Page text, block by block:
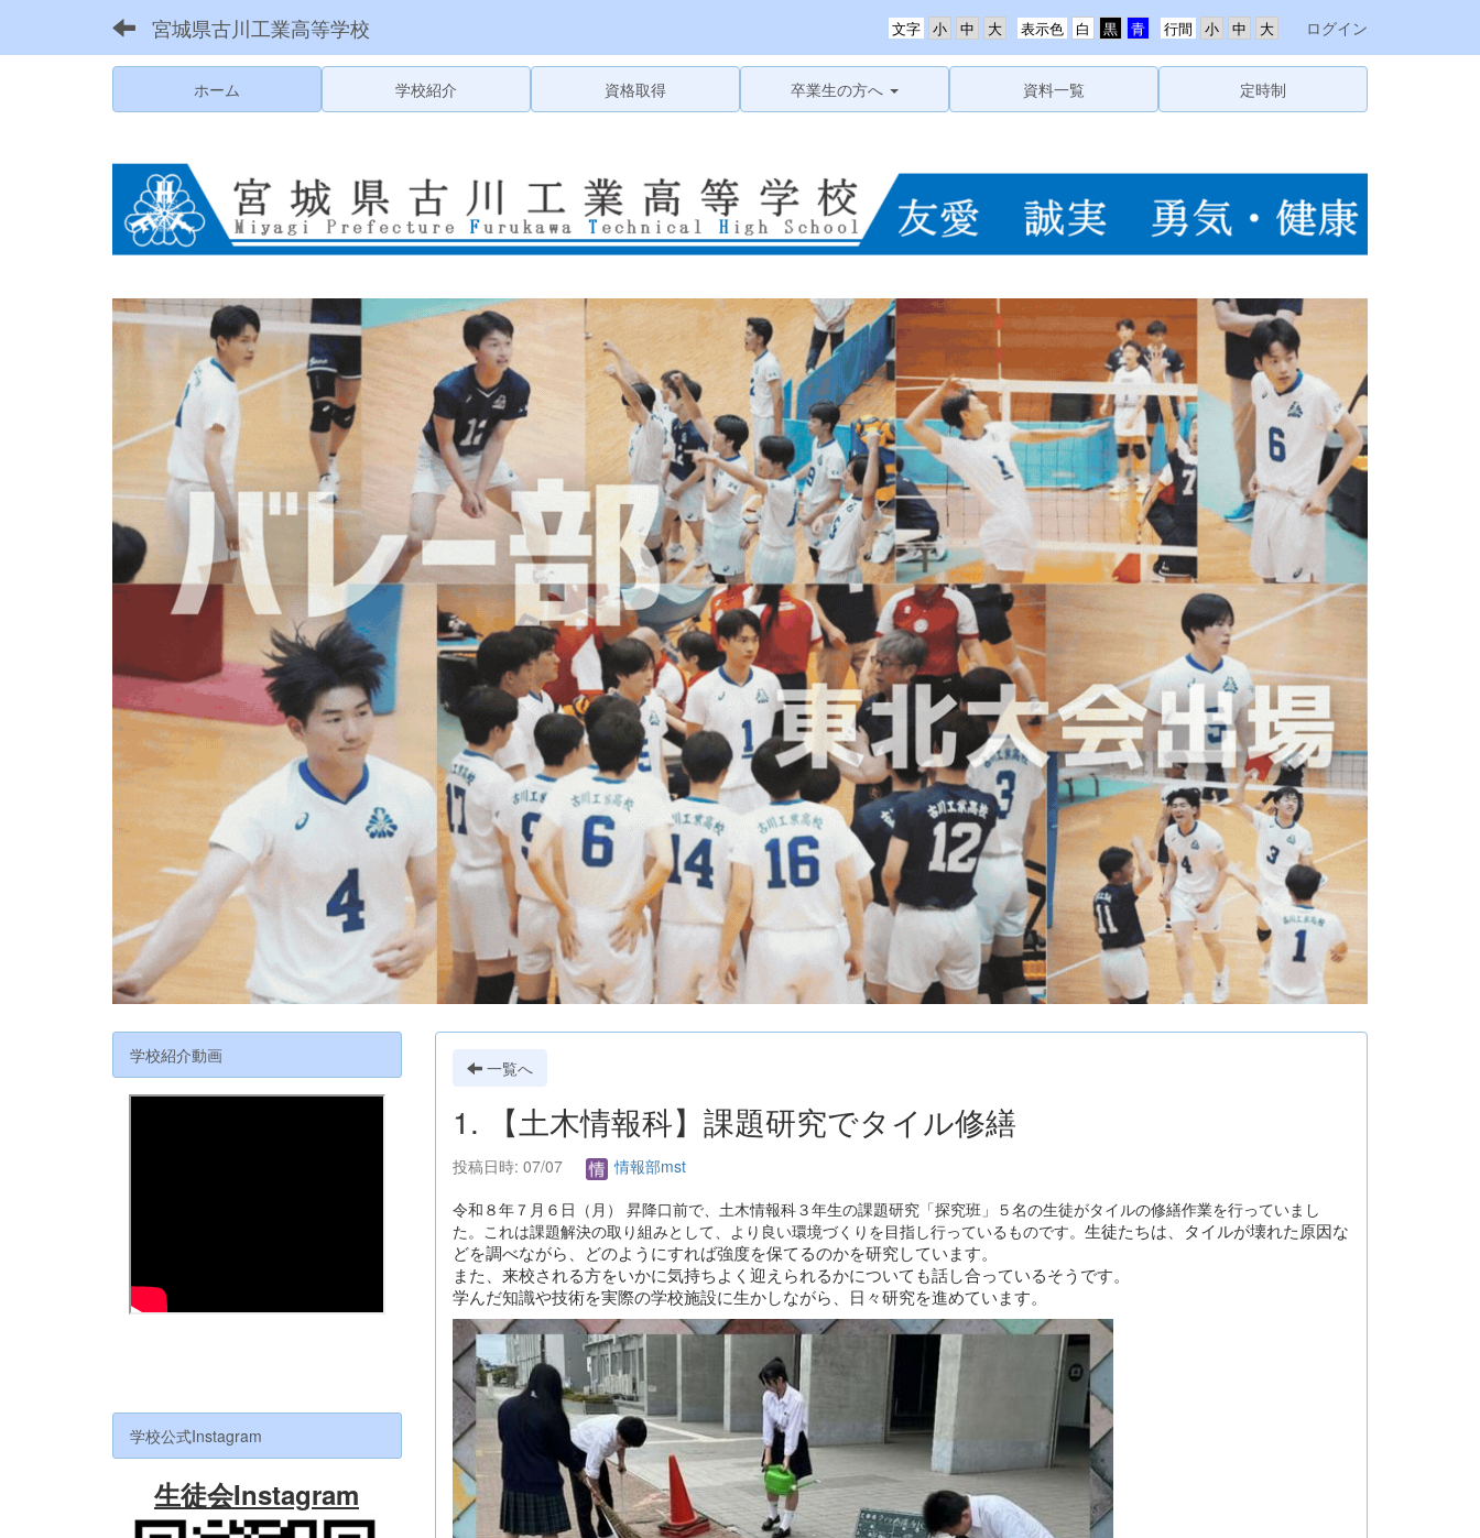
宮城県古川工業高等学校 行間
表示色
文字 ログイン
ホーム 学校紹介 資格取得 卒業生の方へ 資料一覧 定時制
一覧へ
1. 【土木情報科】課題研究でタイル修繕
投稿日時: 07/07
情報部mst
令和８年７月６日（月） 昇降口前で、土木情報科３年生の課題研究「探究班」５名の生徒がタイルの修繕作業を行っていまし
た。これは課題解決の取り組みとして、より良い環境づくりを目指し行っているものです。 生徒たちは、タイルが壊れた原因な
どを調べながら、どのようにすれば強度を保てるのかを研究しています。
また、来校される方をいかに気持ちよく迎えられるかについても話し合っているそうです。
学んだ知識や技術を実際の学校施設に生かしながら、日々研究を進めています。
学校紹介動画
学校公式Instagram
生徒会Instagram